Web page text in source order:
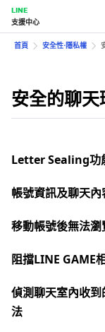
LINE
支援中心
首頁 安全性⋅隱私權
安全的聊天
Letter Sealing功
帳號資訊及聊天
移動帳號後無法
阻擋LINE GAME
偵測聊天室內收
法